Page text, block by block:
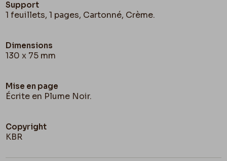
Support
1 feuillets, 1 pages, Cartonné, Crème.
Dimensions
130 x 75 mm
Mise en page
Écrite en Plume Noir.
Copyright
KBR